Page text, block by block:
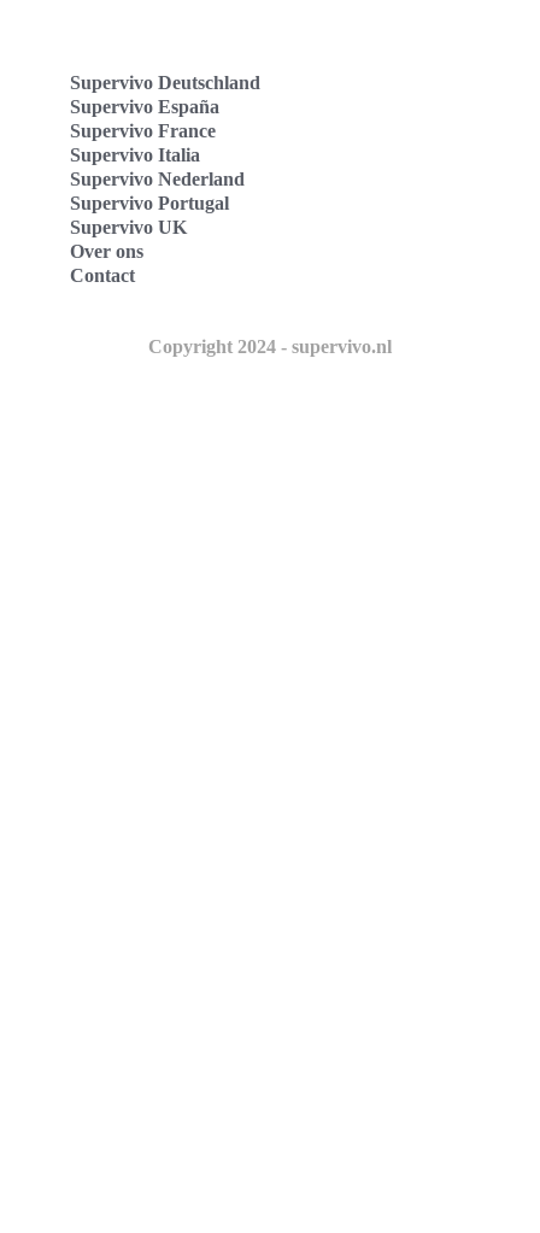
Supervivo Deutschland
Supervivo España
Supervivo France
Supervivo Italia
Supervivo Nederland
Supervivo Portugal
Supervivo UK
Over ons
Contact
Copyright 2024 - supervivo.nl